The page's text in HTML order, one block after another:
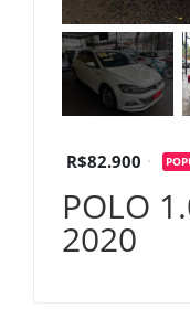
R$82.900
POLO
2020